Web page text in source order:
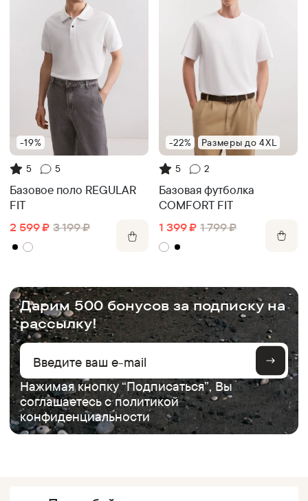
-19%
5 5
Базовое поло REGULAR
FIT
2 599 ₽ 3 199 ₽
-22% Размеры до 4XL
5 2
Базовая футболка
COMFORT FIT
1 399 ₽ 1 799 ₽
Дарим 500 бонусов за подписку на
рассылку!
Нажимая кнопку “Подписаться”, Вы
соглашаетесь сполитикой
конфиденциальности